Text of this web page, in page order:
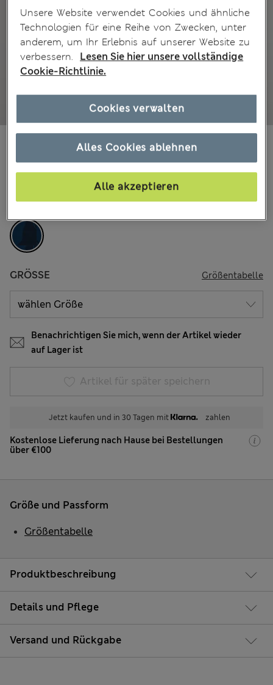
Alle Preise enthalten Steuern und Abgaben
Marineblau Dunkel
GRÖSSE Größentabelle
Benachrichtigen Sie mich, wenn der Artikel wieder
auf Lager ist
Artikel für später speichern
Jetzt kaufen und in 30 Tagen mit zahlen
Kostenlose Lieferung nach Hause bei Bestellungen
über €100
Produktbeschreibung
Details und Pflege
Versand und Rückgabe
Größe und Passform
Größentabelle
Unsere Website verwendet Cookies und ähnliche
Technologien für eine Reihe von Zwecken, unter
anderem, um Ihr Erlebnis auf unserer Website zu
verbessern.
Lesen Sie hier unsere vollständige
Cookie-Richtlinie.
Alles Cookies ablehnen
Alle akzeptieren
Cookies verwalten